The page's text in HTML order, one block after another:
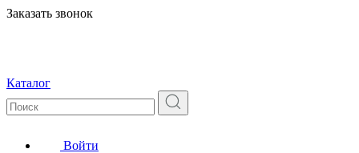
Заказать звонок
Каталог
Войти